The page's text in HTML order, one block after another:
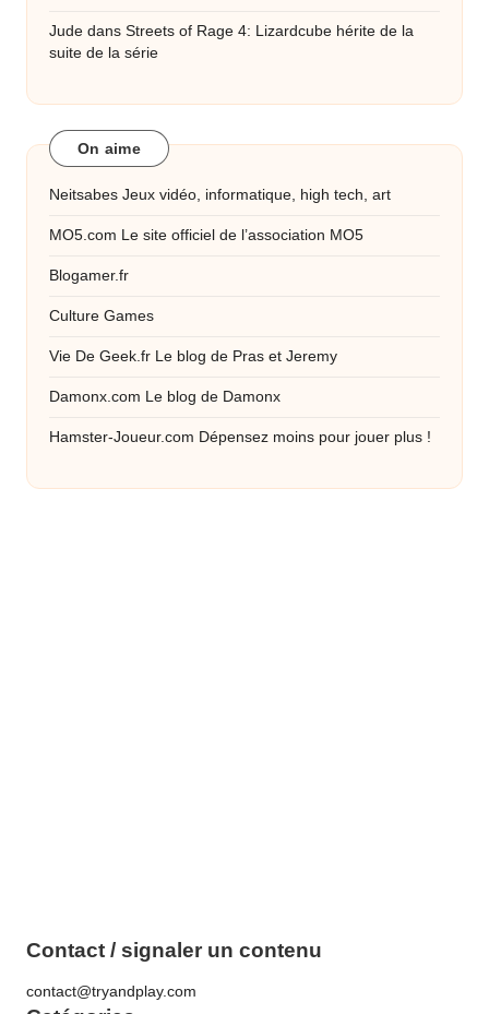
Jude dans Streets of Rage 4: Lizardcube hérite de la
suite de la série
On aime
Neitsabes Jeux vidéo, informatique, high tech, art
MO5.com Le site officiel de l’association MO5
Blogamer.fr
Culture Games
Vie De Geek.fr Le blog de Pras et Jeremy
Damonx.com Le blog de Damonx
Hamster-Joueur.com Dépensez moins pour jouer plus !
Contact / signaler un contenu
contact@tryandplay.com